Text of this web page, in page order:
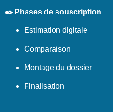
✒️ Phases de souscription
Estimation digitale
Comparaison
Montage du dossier
Finalisation